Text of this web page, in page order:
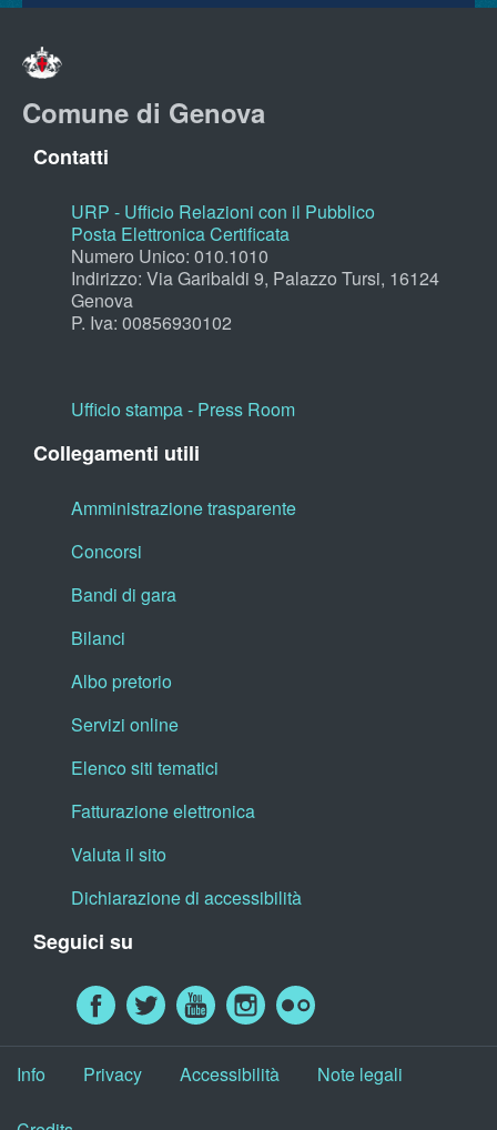
Comune di Genova
Contatti
URP - Ufficio Relazioni con il Pubblico
Posta Elettronica Certificata
Numero Unico: 010.1010
Indirizzo: Via Garibaldi 9, Palazzo Tursi, 16124
Genova
P. Iva: 00856930102
Ufficio stampa - Press Room
Collegamenti utili
Amministrazione trasparente
Concorsi
Bandi di gara
Bilanci
Albo pretorio
Servizi online
Elenco siti tematici
Fatturazione elettronica
Valuta il sito
Dichiarazione di accessibilità
Seguici su
Info Privacy Accessibilità Note legali